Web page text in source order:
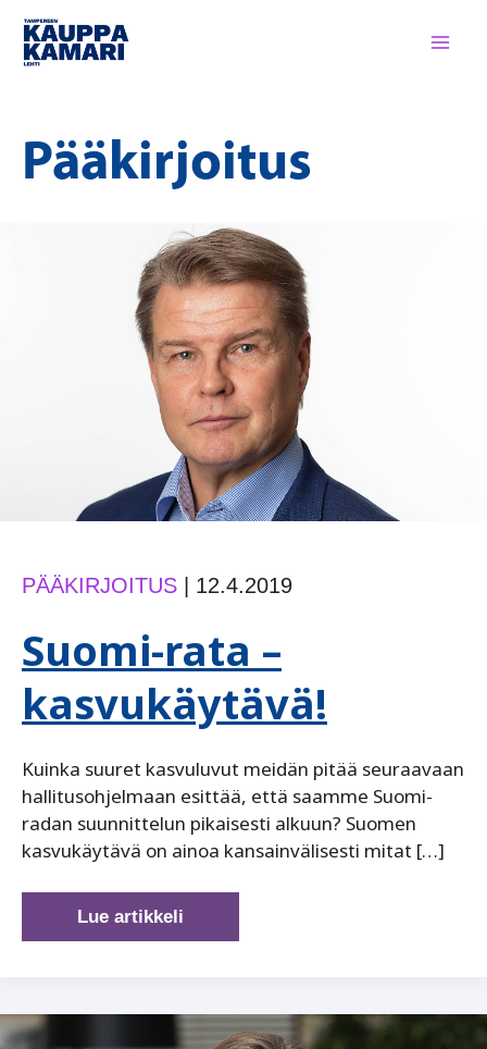
Siirry
sisältöön
Pääkirjoitus
PÄÄKIRJOITUS 12.4.2019
Suomi-rata –
kasvukäytävä!
Kuinka suuret kasvuluvut meidän pitää seuraavaan
hallitusohjelmaan esittää, että saamme Suomi-
radan suunnittelun pikaisesti alkuun? Suomen
kasvukäytävä on ainoa kansainvälisesti mitat […]
Suomi-
rata
Lue artikkeli